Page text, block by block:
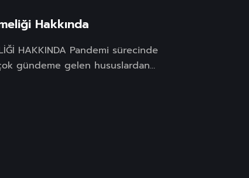
Hakkında
HAKKINDA Pandemi sürecinde
gündeme gelen hususlardan...